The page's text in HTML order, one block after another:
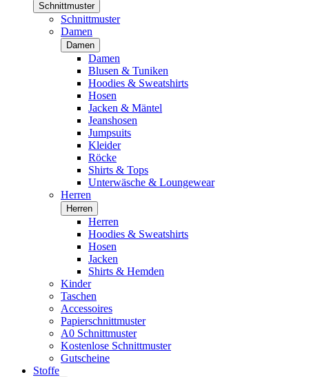
Schnittmuster
Schnittmuster
Damen
Damen
Damen
Blusen & Tuniken
Hoodies & Sweatshirts
Hosen
Jacken & Mäntel
Jeanshosen
Jumpsuits
Kleider
Röcke
Shirts & Tops
Unterwäsche & Loungewear
Herren
Herren
Herren
Hoodies & Sweatshirts
Hosen
Jacken
Shirts & Hemden
Kinder
Taschen
Accessoires
Papierschnittmuster
A0 Schnittmuster
Kostenlose Schnittmuster
Gutscheine
Stoffe